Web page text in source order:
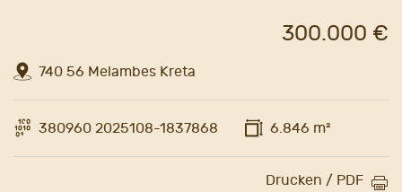
740 56 Melambes Kreta
300.000 €
380960 2025108-1837868 6.846 m²
Drucken / PDF